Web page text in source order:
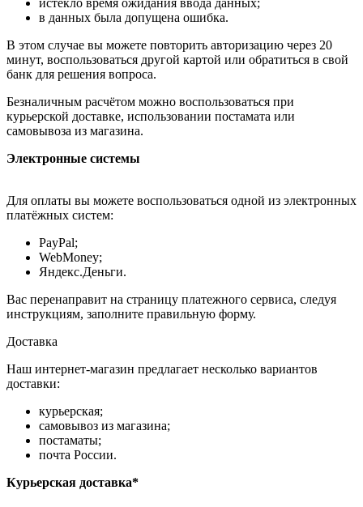
в данных была допущена ошибка.
В этом случае вы можете повторить авторизацию через 20
минут, воспользоваться другой картой или обратиться в свой
банк для решения вопроса.
Безналичным расчётом можно воспользоваться при
курьерской доставке, использовании постамата или
самовывоза из магазина.
Электронные системы
Для оплаты вы можете воспользоваться одной из электронных
платёжных систем:
PayPal;
WebMoney;
Яндекс.Деньги.
Вас перенаправит на страницу платежного сервиса, следуя
инструкциям, заполните правильную форму.
Доставка
Наш интернет-магазин предлагает несколько вариантов
доставки:
курьерская;
самовывоз из магазина;
постаматы;
почта России.
Курьерская доставка*